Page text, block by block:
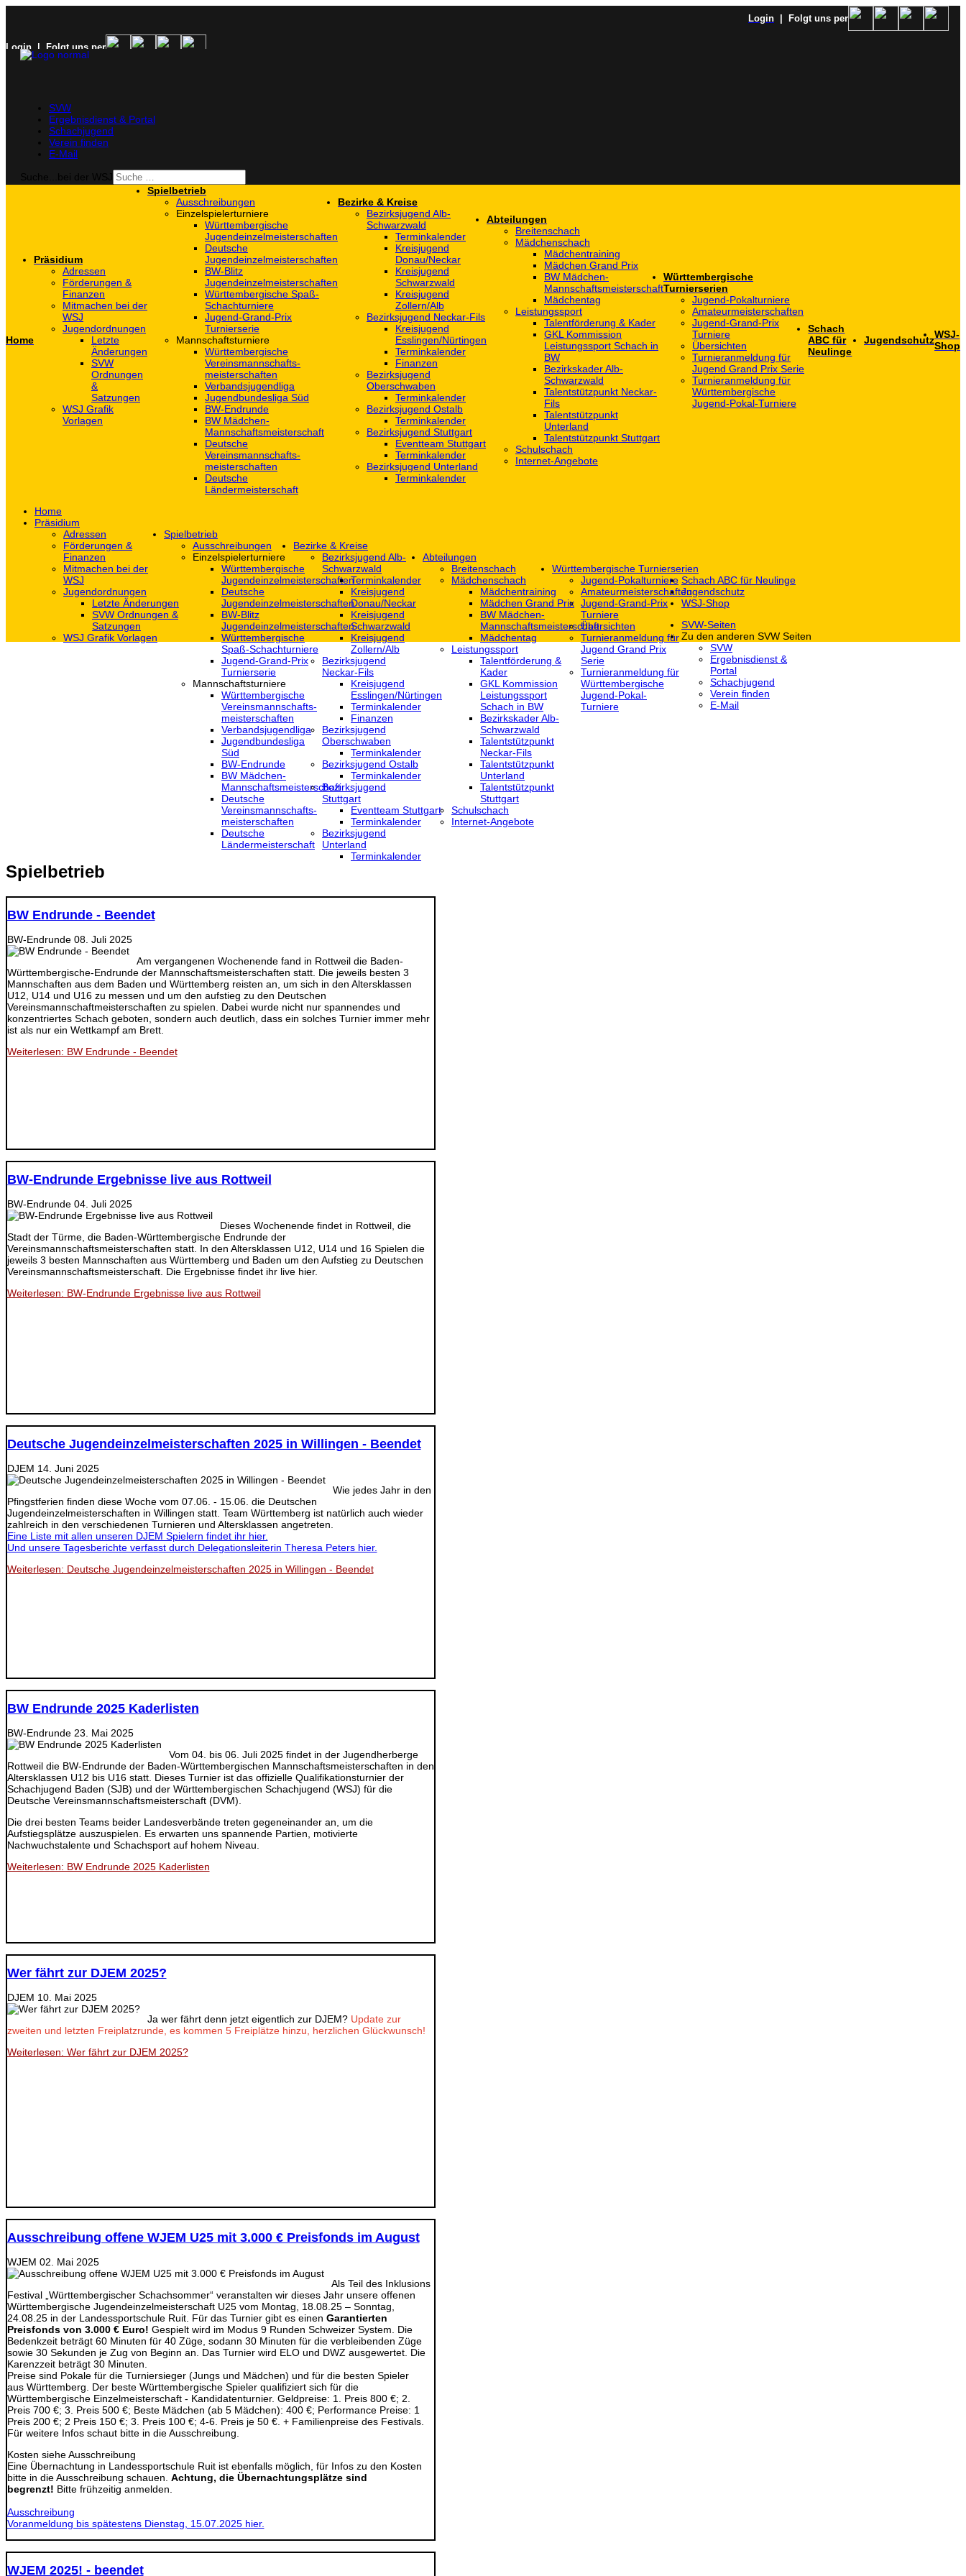
Login | Folgt uns per
Login | Folgt uns per
SVW
Ergebnisdienst & Portal
Schachjugend
Verein finden
E-Mail
Home
Präsidium
Adressen
Förderungen &
Finanzen
Mitmachen bei der
WSJ
Jugendordnungen
Letzte
Änderungen
SVW
Ordnungen
&
Satzungen
WSJ Grafik
Vorlagen
Spielbetrieb
Ausschreibungen
Einzelspielerturniere
Württembergische
Jugendeinzelmeisterschaften
Deutsche
Jugendeinzelmeisterschaften
BW-Blitz
Jugendeinzelmeisterschaften
Württembergische Spaß-
Schachturniere
Jugend-Grand-Prix
Turnierserie
Mannschaftsturniere
Württembergische
Vereinsmannschafts-
meisterschaften
Verbandsjugendliga
Jugendbundesliga Süd
BW-Endrunde
BW Mädchen-
Mannschaftsmeisterschaft
Deutsche
Vereinsmannschafts-
meisterschaften
Deutsche
Ländermeisterschaft
Bezirke & Kreise
Bezirksjugend Alb-
Schwarzwald
Terminkalender
Kreisjugend
Donau/Neckar
Kreisjugend
Schwarzwald
Kreisjugend
Zollern/Alb
Bezirksjugend Neckar-Fils
Kreisjugend
‎Esslingen/Nürtingen
Terminkalender
Finanzen
Bezirksjugend
Oberschwaben
Terminkalender
Bezirksjugend Ostalb
Terminkalender
Bezirksjugend Stuttgart
‎Eventteam Stuttgart
Terminkalender
Bezirksjugend Unterland
Terminkalender
Abteilungen
Breitenschach
Mädchenschach
Mädchentraining
Mädchen Grand Prix
BW Mädchen-
Mannschaftsmeisterschaft
Mädchentag
Leistungssport
Talentförderung & Kader
GKL Kommission
Leistungssport Schach in
BW
Bezirkskader Alb-
Schwarzwald
Talentstützpunkt Neckar-
Fils
Talentstützpunkt
Unterland
Talentstützpunkt Stuttgart
Schulschach
Internet-Angebote
Württembergische
Turnierserien
Jugend-Pokalturniere
Amateurmeisterschaften
Jugend-Grand-Prix
Turniere
Übersichten
Turnieranmeldung für
Jugend Grand Prix Serie
Turnieranmeldung für
Württembergische
Jugend-Pokal-Turniere
Schach
ABC für
Neulinge
JugendschutzWSJ-
Shop
Home
Präsidium
Adressen
Förderungen &
Finanzen
Mitmachen bei der
WSJ
Jugendordnungen
Letzte Änderungen
SVW Ordnungen &
Satzungen
WSJ Grafik Vorlagen
Spielbetrieb
Ausschreibungen
Einzelspielerturniere
Württembergische
Jugendeinzelmeisterschaften
Deutsche
Jugendeinzelmeisterschaften
BW-Blitz
Jugendeinzelmeisterschaften
Württembergische
Spaß-Schachturniere
Jugend-Grand-Prix
Turnierserie
Mannschaftsturniere
Württembergische
Vereinsmannschafts-
meisterschaften
Verbandsjugendliga
Jugendbundesliga
Süd
BW-Endrunde
BW Mädchen-
Mannschaftsmeisterschaft
Deutsche
Vereinsmannschafts-
meisterschaften
Deutsche
Ländermeisterschaft
Bezirke & Kreise
Bezirksjugend Alb-
Schwarzwald
Terminkalender
Kreisjugend
Donau/Neckar
Kreisjugend
Schwarzwald
Kreisjugend
Zollern/Alb
Bezirksjugend
Neckar-Fils
Kreisjugend
‎Esslingen/Nürtingen
Terminkalender
Finanzen
Bezirksjugend
Oberschwaben
Terminkalender
Bezirksjugend Ostalb
Terminkalender
Bezirksjugend
Stuttgart
‎Eventteam Stuttgart
Terminkalender
Bezirksjugend
Unterland
Terminkalender
Abteilungen
Breitenschach
Mädchenschach
Mädchentraining
Mädchen Grand Prix
BW Mädchen-
Mannschaftsmeisterschaft
Mädchentag
Leistungssport
Talentförderung &
Kader
GKL Kommission
Leistungssport
Schach in BW
Bezirkskader Alb-
Schwarzwald
Talentstützpunkt
Neckar-Fils
Talentstützpunkt
Unterland
Talentstützpunkt
Stuttgart
Schulschach
Internet-Angebote
Württembergische Turnierserien
Jugend-Pokalturniere
Amateurmeisterschaften
Jugend-Grand-Prix
Turniere
Übersichten
Turnieranmeldung für
Jugend Grand Prix
Serie
Turnieranmeldung für
Württembergische
Jugend-Pokal-
Turniere
Schach ABC für Neulinge
Jugendschutz
WSJ-Shop
SVW-Seiten
Zu den anderen SVW Seiten
SVW
Ergebnisdienst &
Portal
Schachjugend
Verein finden
E-Mail
Spielbetrieb
BW Endrunde - Beendet
BW-Endrunde 08. Juli 2025
Am vergangenen Wochenende fand in Rottweil die Baden-
Württembergische-Endrunde der Mannschaftsmeisterschaften statt. Die jeweils besten 3
Mannschaften aus dem Baden und Württemberg reisten an, um sich in den Altersklassen
U12, U14 und U16 zu messen und um den aufstieg zu den Deutschen
Vereinsmannschaftmeisterschaften zu spielen. Dabei wurde nicht nur spannendes und
konzentriertes Schach geboten, sondern auch deutlich, dass ein solches Turnier immer mehr
ist als nur ein Wettkampf am Brett.
Weiterlesen: BW Endrunde - Beendet
BW-Endrunde Ergebnisse live aus Rottweil
BW-Endrunde 04. Juli 2025
Dieses Wochenende findet in Rottweil, die
Stadt der Türme, die Baden-Württembergische Endrunde der
Vereinsmannschaftsmeisterschaften statt. In den Altersklassen U12, U14 und 16 Spielen die
jeweils 3 besten Mannschaften aus Württemberg und Baden um den Aufstieg zu Deutschen
Vereinsmannschaftsmeisterschaft. Die Ergebnisse findet ihr live hier.
Weiterlesen: BW-Endrunde Ergebnisse live aus Rottweil
Deutsche Jugendeinzelmeisterschaften 2025 in Willingen - Beendet
DJEM 14. Juni 2025
Wie jedes Jahr in den
Pfingstferien finden diese Woche vom 07.06. - 15.06. die Deutschen
Jugendeinzelmeisterschaften in Willingen statt. Team Württemberg ist natürlich auch wieder
zahlreich in den verschiedenen Turnieren und Altersklassen angetreten.
Eine Liste mit allen unseren DJEM Spielern findet ihr hier.
Und unsere Tagesberichte verfasst durch Delegationsleiterin Theresa Peters hier.
Weiterlesen: Deutsche Jugendeinzelmeisterschaften 2025 in Willingen - Beendet
BW Endrunde 2025 Kaderlisten
BW-Endrunde 23. Mai 2025
Vom 04. bis 06. Juli 2025 findet in der Jugendherberge
Rottweil die BW-Endrunde der Baden-Württembergischen Mannschaftsmeisterschaften in den
Altersklassen U12 bis U16 statt. Dieses Turnier ist das offizielle Qualifikationsturnier der
Schachjugend Baden (SJB) und der Württembergischen Schachjugend (WSJ) für die
Deutsche Vereinsmannschaftsmeisterschaft (DVM).
Die drei besten Teams beider Landesverbände treten gegeneinander an, um die
Aufstiegsplätze auszuspielen. Es erwarten uns spannende Partien, motivierte
Nachwuchstalente und Schachsport auf hohem Niveau.
Weiterlesen: BW Endrunde 2025 Kaderlisten
Wer fährt zur DJEM 2025?
DJEM 10. Mai 2025
Ja wer fährt denn jetzt eigentlich zur DJEM? Update zur
zweiten und letzten Freiplatzrunde, es kommen 5 Freiplätze hinzu, herzlichen Glückwunsch!
Weiterlesen: Wer fährt zur DJEM 2025?
Ausschreibung offene WJEM U25 mit 3.000 € Preisfonds im August
WJEM 02. Mai 2025
Als Teil des Inklusions
Festival „Württembergischer Schachsommer“ veranstalten wir dieses Jahr unsere offenen
Württembergische Jugendeinzelmeisterschaft U25 vom Montag, 18.08.25 – Sonntag,
24.08.25 in der Landessportschule Ruit. Für das Turnier gibt es einen Garantierten
Preisfonds von 3.000 € Euro! Gespielt wird im Modus 9 Runden Schweizer System. Die
Bedenkzeit beträgt 60 Minuten für 40 Züge, sodann 30 Minuten für die verbleibenden Züge
sowie 30 Sekunden je Zug von Beginn an. Das Turnier wird ELO und DWZ ausgewertet. Die
Karenzzeit beträgt 30 Minuten.
Preise sind Pokale für die Turniersieger (Jungs und Mädchen) und für die besten Spieler
aus Württemberg. Der beste Württembergische Spieler qualifiziert sich für die
Württembergische Einzelmeisterschaft - Kandidatenturnier. Geldpreise: 1. Preis 800 €; 2.
Preis 700 €; 3. Preis 500 €; Beste Mädchen (ab 5 Mädchen): 400 €; Performance Preise: 1
Preis 200 €; 2 Preis 150 €; 3. Preis 100 €; 4-6. Preis je 50 €. + Familienpreise des Festivals.
Für weitere Infos schaut bitte in die Ausschreibung.
Kosten siehe Ausschreibung
Eine Übernachtung in Landessportschule Ruit ist ebenfalls möglich, für Infos zu den Kosten
bitte in die Ausschreibung schauen. Achtung, die Übernachtungsplätze sind
begrenzt! Bitte frühzeitig anmelden.
Ausschreibung
Voranmeldung bis spätestens Dienstag, 15.07.2025 hier.
WJEM 2025! - beendet